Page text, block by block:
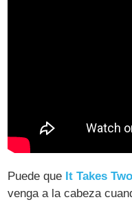
Puede que It Takes Two
venga a la cabeza